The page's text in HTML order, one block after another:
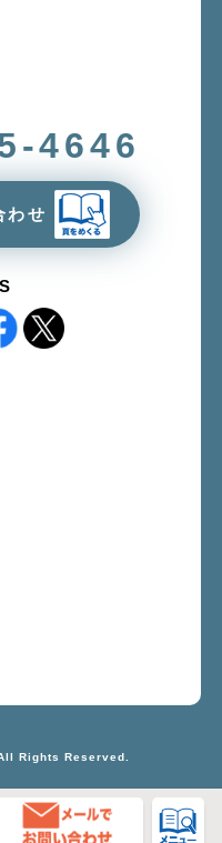
4646
わせ
Rights Reserved.